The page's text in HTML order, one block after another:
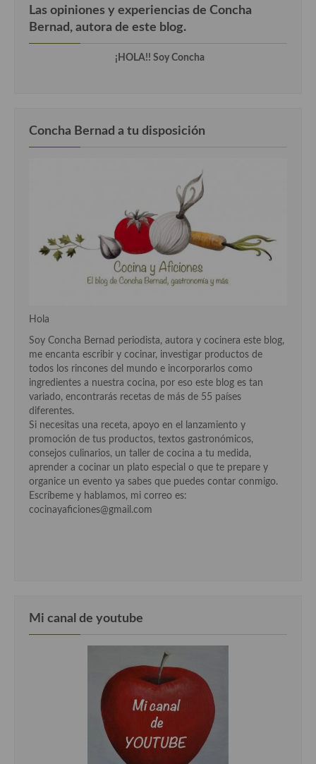
Cocina Castilla – La Mancha
Cocina Catalana
Cocina Madrileña
Cocina Valenciana
Cocina Alemana
Cocina Austriaca
Cocina Belga
Cocina Britanica
Cocina Bulgara
Cocina Danesa
Cocina de la Republica Checa
Cocina Griega
Las opiniones y experiencias de Concha
Bernad, autora de este blog.
¡HOLA!! Soy Concha
Concha Bernad a tu disposición
Hola
Soy Concha Bernad periodista, autora y cocinera este blog,
me encanta escribir y cocinar, investigar productos de
todos los rincones del mundo e incorporarlos como
ingredientes a nuestra cocina, por eso este blog es tan
variado, encontrarás recetas de más de 55 países
diferentes.
Si necesitas una receta, apoyo en el lanzamiento y
promoción de tus productos, textos gastronómicos,
consejos culinarios, un taller de cocina a tu medida,
aprender a cocinar un plato especial o que te prepare y
organice un evento ya sabes que puedes contar conmigo.
Escríbeme y hablamos, mi correo es:
cocinayaficiones@gmail.com
Mi canal de youtube